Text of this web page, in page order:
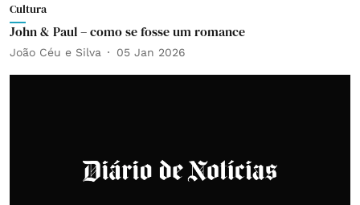
Cultura
John & Paul – como se fosse um romance
João Céu e Silva 05 Jan 2026